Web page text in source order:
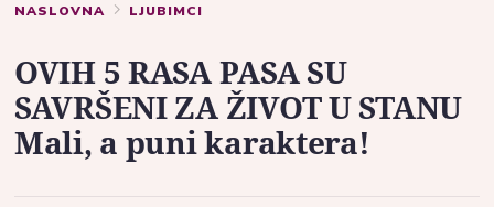
NASLOVNA LJUBIMCI
OVIH 5 RASA PASA SU
SAVRŠENI ZA ŽIVOT U STANU
Mali, a puni karaktera!